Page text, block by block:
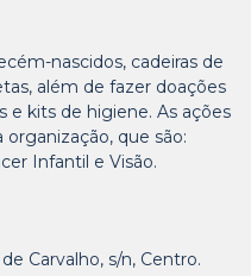
nascidos, cadeiras de
além de fazer doações
e kits de higiene. As ações
que são:
Infantil e Visão.
Carvalho, s/n, Centro.